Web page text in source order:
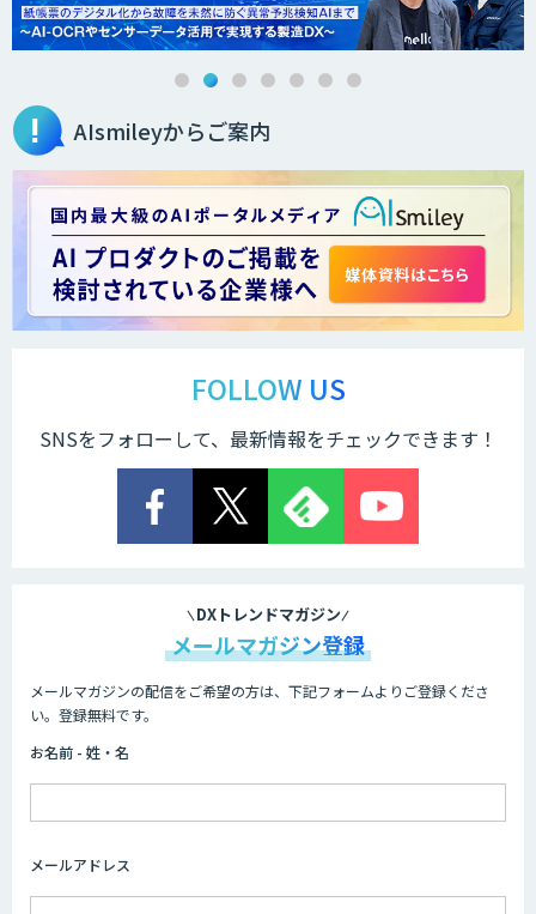
AIsmileyからご案内
FOLLOW US
SNSをフォローして、最新情報をチェックできます！
DXトレンドマガジン
メールマガジン登録
メールマガジンの配信をご希望の方は、下記フォームよりご登録くださ
い。登録無料です。
お名前 - 姓・名
メールアドレス